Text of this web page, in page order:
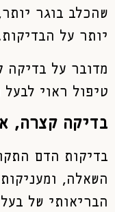
שהכלב בוגר
יותר על
מדובר על
טיפול ראוי
בדיקה קצרה,
בדיקות הדם
השאלה,
הבריאותי של